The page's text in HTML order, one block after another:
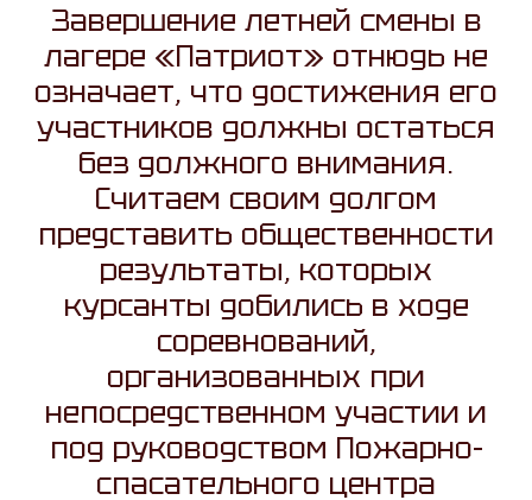
Завершение летней смены в
лагере «Патриот» отнюдь не
означает, что достижения его
участников должны остаться
без должного внимания.
Считаем своим долгом
представить общественности
результаты, которых
курсанты добились в ходе
соревнований,
организованных при
непосредственном участии и
под руководством Пожарно-
спасательного центра